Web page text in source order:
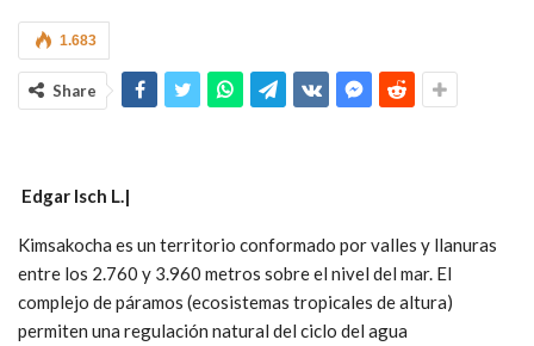
1.683
Share
Edgar Isch L.|
Kimsakocha es un territorio conformado por valles y llanuras
entre los 2.760 y 3.960 metros sobre el nivel del mar. El
complejo de páramos (ecosistemas tropicales de altura)
permiten una regulación natural del ciclo del agua